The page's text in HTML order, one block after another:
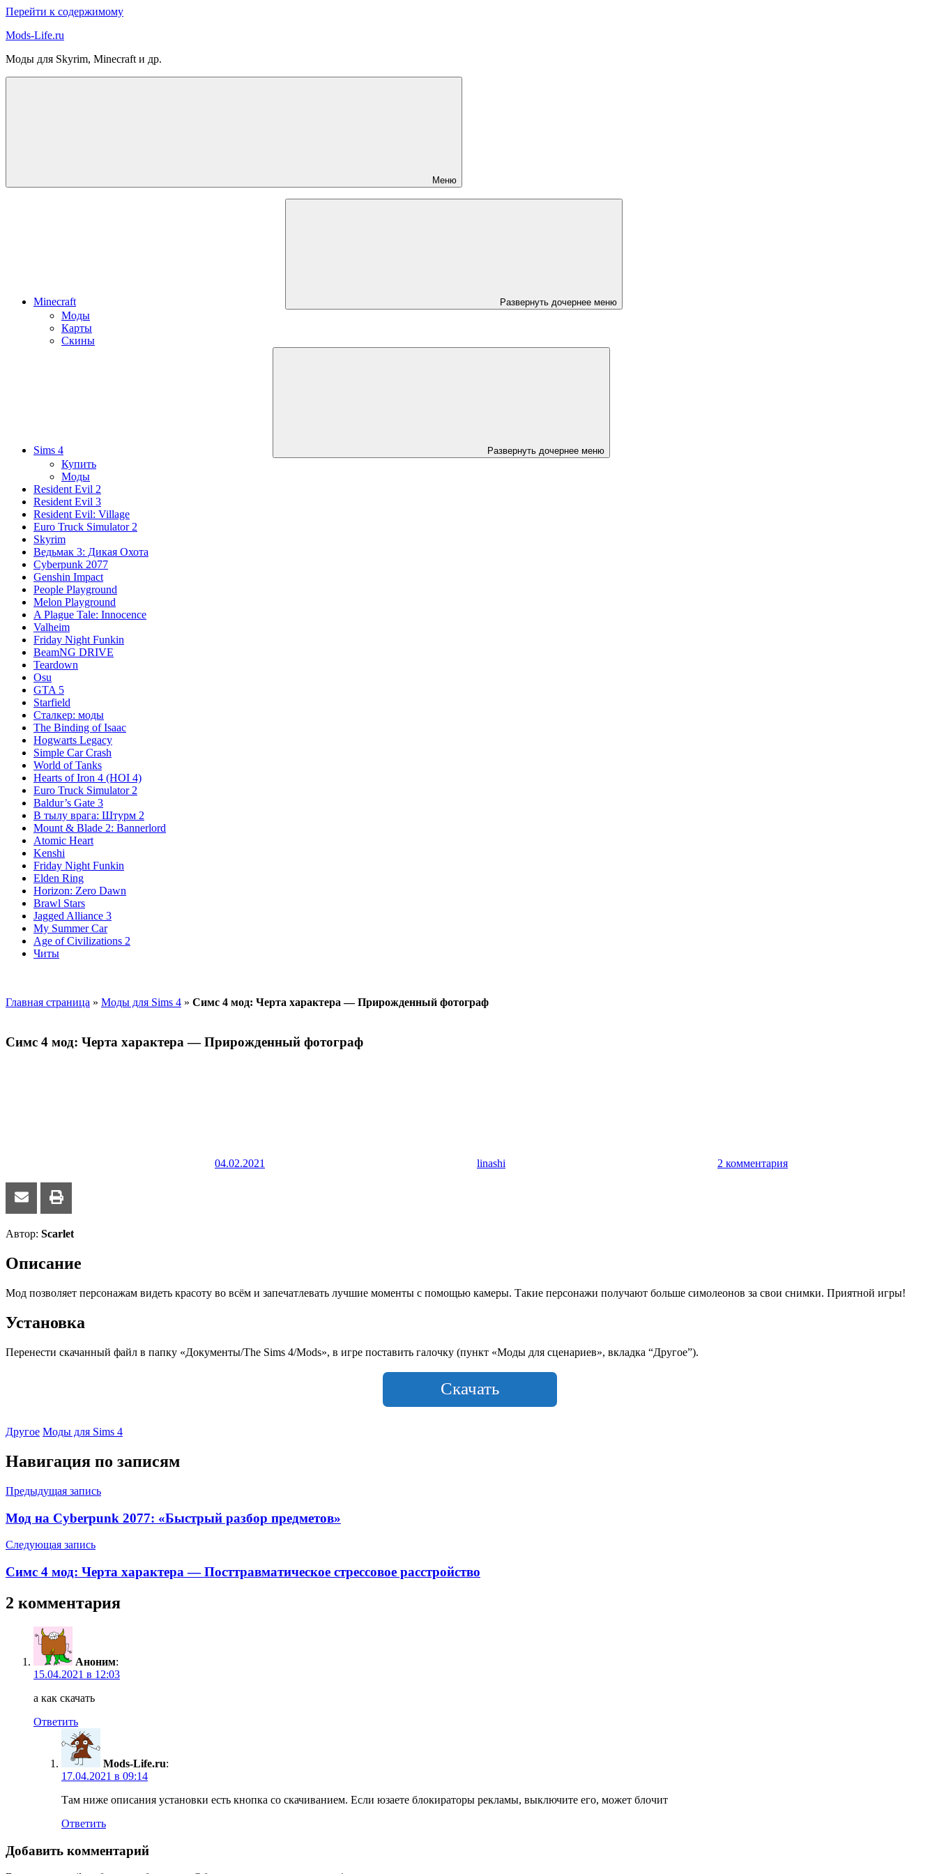
Перейти к содержимому
Mods-Life.ru
Моды для Skyrim, Minecraft и др.
Меню
Minecraft Развернуть дочернее меню
Моды
Карты
Скины
Sims 4 Развернуть дочернее меню
Купить
Моды
Resident Evil 2
Resident Evil 3
Resident Evil: Village
Euro Truck Simulator 2
Skyrim
Ведьмак 3: Дикая Охота
Cyberpunk 2077
Genshin Impact
People Playground
Melon Playground
A Plague Tale: Innocence
Valheim
Friday Night Funkin
BeamNG DRIVE
Teardown
Osu
GTA 5
Starfield
Сталкер: моды
The Binding of Isaac
Hogwarts Legacy
Simple Car Crash
World of Tanks
Hearts of Iron 4 (HOI 4)
Euro Truck Simulator 2
Baldur’s Gate 3
В тылу врага: Штурм 2
Mount & Blade 2: Bannerlord
Atomic Heart
Kenshi
Friday Night Funkin
Elden Ring
Horizon: Zero Dawn
Brawl Stars
Jagged Alliance 3
My Summer Car
Age of Civilizations 2
Читы
Главная страница » Моды для Sims 4 » Симс 4 мод: Черта характера — Прирожденный фотограф
Симс 4 мод: Черта характера — Прирожденный фотограф
04.02.2021 linashi 2 комментария
Автор: Scarlet
Описание
Мод позволяет персонажам видеть красоту во всём и запечатлевать лучшие моменты с помощью камеры. Такие персонажи получают больше симолеонов за свои снимки. Приятной игры!
Установка
Перенести скачанный файл в папку «Документы/The Sims 4/Mods», в игре поставить галочку (пункт «Моды для сценариев», вкладка “Другое”).
Скачать
Другое Моды для Sims 4
Навигация по записям
Предыдущая запись
Мод на Cyberpunk 2077: «Быстрый разбор предметов»
Следующая запись
Симс 4 мод: Черта характера — Посттравматическое стрессовое расстройство
2 комментария
Аноним:
15.04.2021 в 12:03
а как скачать
Ответить
Mods-Life.ru:
17.04.2021 в 09:14
Там ниже описания установки есть кнопка со скачиванием. Если юзаете блокираторы рекламы, выключите его, может блочит
Ответить
Добавить комментарий